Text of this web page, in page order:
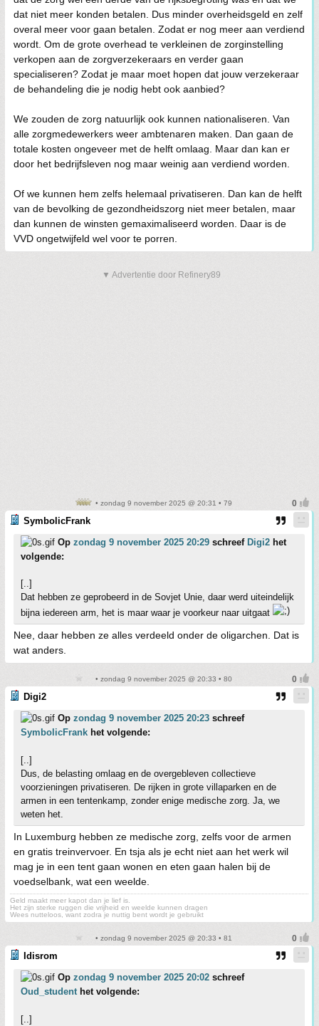
dat niet meer konden betalen. Dus minder overheidsgeld en zelf
overal meer voor gaan betalen. Zodat er nog meer aan verdiend
wordt. Om de grote overhead te verkleinen de zorginstelling
verkopen aan de zorgverzekeraars en verder gaan
specialiseren? Zodat je maar moet hopen dat jouw verzekeraar
de behandeling die je nodig hebt ook aanbied?
We zouden de zorg natuurlijk ook kunnen nationaliseren. Van
alle zorgmedewerkers weer ambtenaren maken. Dan gaan de
totale kosten ongeveer met de helft omlaag. Maar dan kan er
door het bedrijfsleven nog maar weinig aan verdiend worden.
Of we kunnen hem zelfs helemaal privatiseren. Dan kan de helft
van de bevolking de gezondheidszorg niet meer betalen, maar
dan kunnen de winsten gemaximaliseerd worden. Daar is de
VVD ongetwijfeld wel voor te porren.
▼ Advertentie door Refinery89
• zondag 9 november 2025 @ 20:31 • 79
SymbolicFrank
Op zondag 9 november 2025 20:29 schreef Digi2 het
volgende:
[..]
Dat hebben ze geprobeerd in de Sovjet Unie, daar werd uiteindelijk
bijna iedereen arm, het is maar waar je voorkeur naar uitgaat
Nee, daar hebben ze alles verdeeld onder de oligarchen. Dat is
wat anders.
• zondag 9 november 2025 @ 20:33 • 80
Digi2
Op zondag 9 november 2025 20:23 schreef
SymbolicFrank het volgende:
[..]
Dus, de belasting omlaag en de overgebleven collectieve
voorzieningen privatiseren. De rijken in grote villaparken en de
armen in een tentenkamp, zonder enige medische zorg. Ja, we
weten het.
In Luxemburg hebben ze medische zorg, zelfs voor de armen
en gratis treinvervoer. En tsja als je echt niet aan het werk wil
mag je in een tent gaan wonen en eten gaan halen bij de
voedselbank, wat een weelde.
Geld maakt meer kapot dan je lief is.
Het zijn sterke ruggen die vrijheid en weelde kunnen dragen
Wees nutteloos, want zodra je nuttig bent wordt je gebruikt
• zondag 9 november 2025 @ 20:33 • 81
Idisrom
Op zondag 9 november 2025 20:02 schreef
Oud_studenthet volgende:
[..]